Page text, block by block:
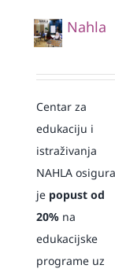
Nahla
Centar za
edukaciju i
istraživanja
NAHLA
je popust od
20% na
edukacijske
programe uz